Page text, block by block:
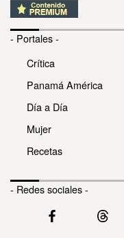
- Portales -
Crítica
Panamá América
Día a Día
Mujer
Recetas
- Redes sociales -